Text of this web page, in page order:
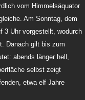
vom Himmelsäquator
Am Sonntag, dem
3 Uhr vorgestellt, wodurch
Danach gilt bis zum
abends länger hell,
selbst zeigt
etwa elf Jahre